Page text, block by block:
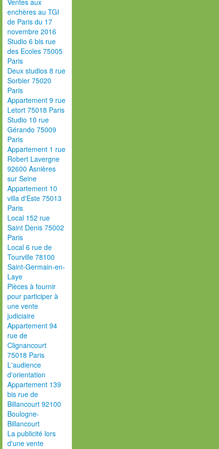
Ventes aux
enchères au TGI
de Paris du 17
novembre 2016
Studio 6 bis rue
des Ecoles 75005
Paris
Deux studios 8 rue
Sorbier 75020
Paris
Appartement 9 rue
Letort 75018 Paris
Studio 10 rue
Gérando 75009
Paris
Appartement 1 rue
Robert Lavergne
92600 Asnières
sur Seine
Appartement 10
villa d'Este 75013
Paris
Local 152 rue
Saint Denis 75002
Paris
Local 6 rue de
Tourville 78100
Saint-Germain-en-
Laye
Pièces à fournir
pour participer à
une vente
judiciaire
Appartement 94
rue de
Clignancourt
75018 Paris
L'audience
d'orientation
Appartement 139
bis rue de
Billancourt 92100
Boulogne-
Billancourt
La publicité lors
d'une vente